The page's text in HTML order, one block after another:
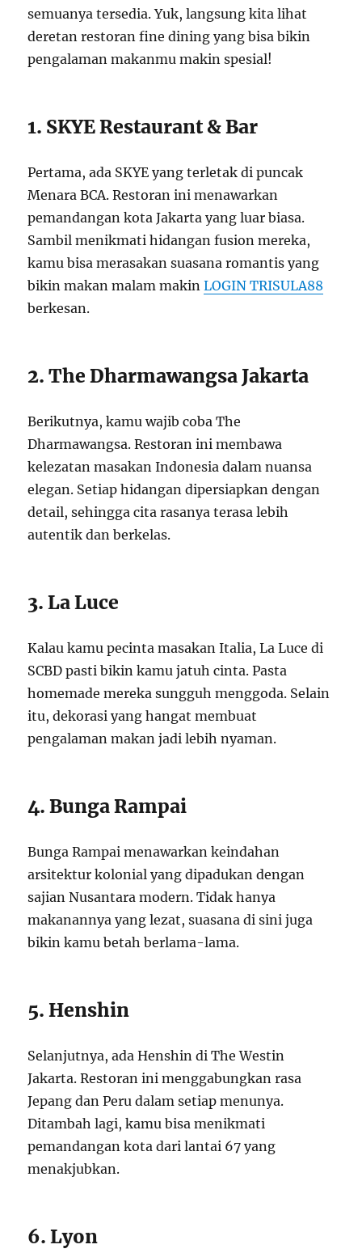
semuanya tersedia. Yuk, langsung kita lihat
deretan restoran fine dining yang bisa bikin
pengalaman makanmu makin spesial!
1. SKYE Restaurant & Bar
Pertama, ada SKYE yang terletak di puncak
Menara BCA. Restoran ini menawarkan
pemandangan kota Jakarta yang luar biasa.
Sambil menikmati hidangan fusion mereka,
kamu bisa merasakan suasana romantis yang
bikin makan malam makinLOGIN TRISULA88
berkesan.
2. The Dharmawangsa Jakarta
Berikutnya, kamu wajib coba The
Dharmawangsa. Restoran ini membawa
kelezatan masakan Indonesia dalam nuansa
elegan. Setiap hidangan dipersiapkan dengan
detail, sehingga cita rasanya terasa lebih
autentik dan berkelas.
3. La Luce
Kalau kamu pecinta masakan Italia, La Luce di
SCBD pasti bikin kamu jatuh cinta. Pasta
homemade mereka sungguh menggoda. Selain
itu, dekorasi yang hangat membuat
pengalaman makan jadi lebih nyaman.
4. Bunga Rampai
Bunga Rampai menawarkan keindahan
arsitektur kolonial yang dipadukan dengan
sajian Nusantara modern. Tidak hanya
makanannya yang lezat, suasana di sini juga
bikin kamu betah berlama-lama.
5. Henshin
Selanjutnya, ada Henshin di The Westin
Jakarta. Restoran ini menggabungkan rasa
Jepang dan Peru dalam setiap menunya.
Ditambah lagi, kamu bisa menikmati
pemandangan kota dari lantai 67 yang
menakjubkan.
6. Lyon